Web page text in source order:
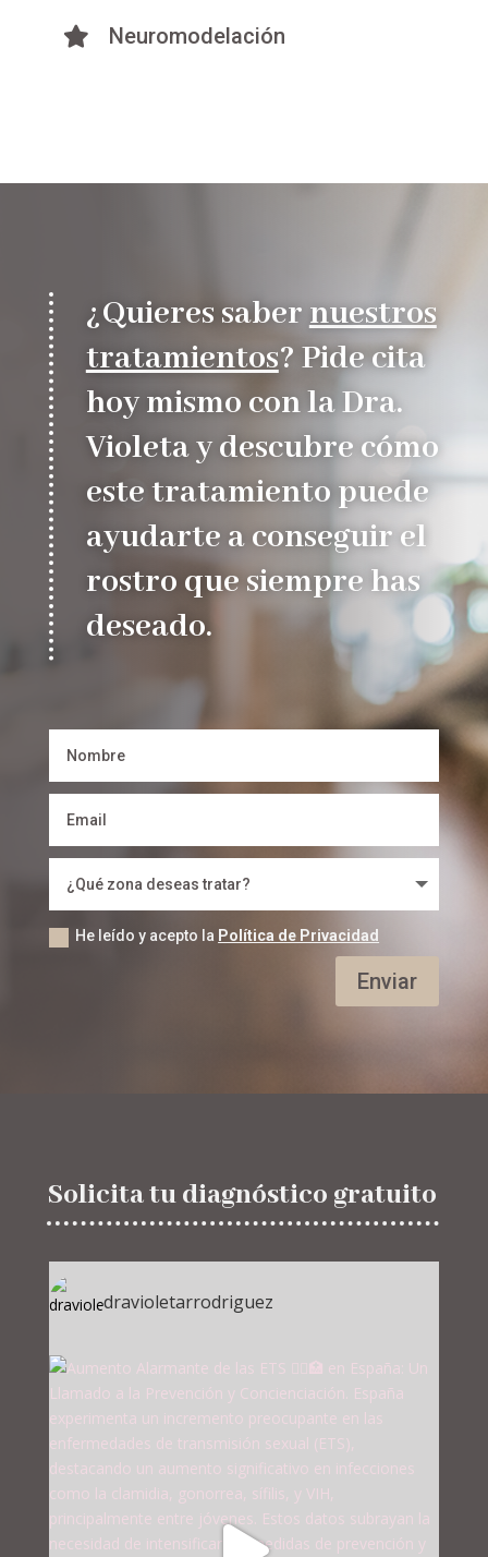
 Neuromodelación
¿Quieres sabernuestros
tratamientos? Pide cita
hoy mismo con la Dra.
Violeta y descubre cómo
este tratamiento puede
ayudarte a conseguir el
rostro que siempre has
deseado.
He leído y acepto la Política de Privacidad
Enviar
Solicita tu diagnóstico gratuito
dravioletarrodriguez